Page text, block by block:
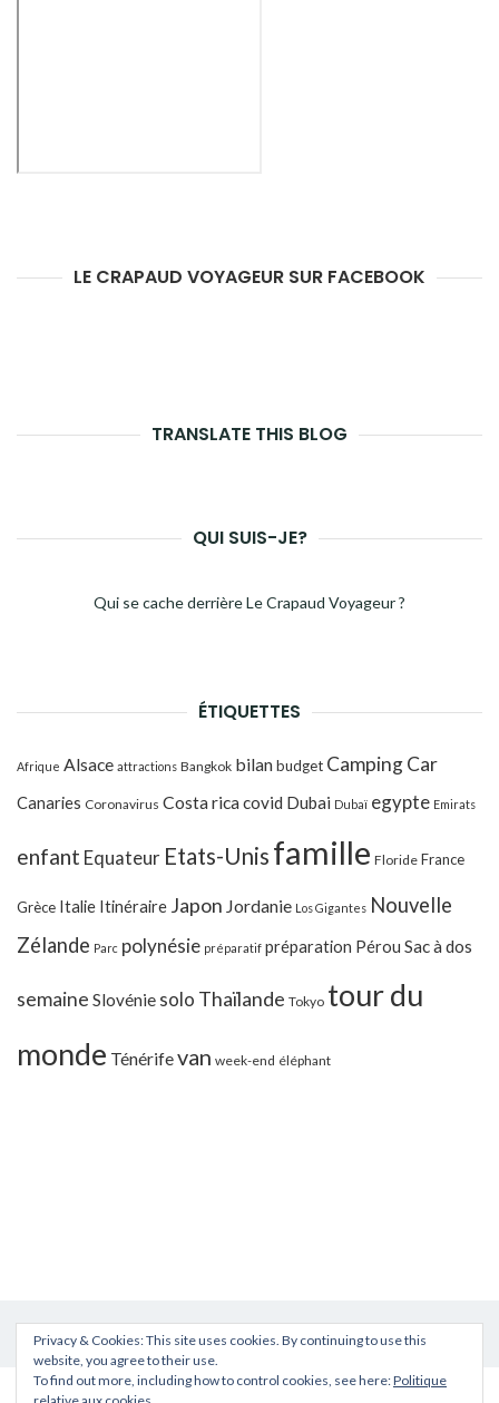
LE CRAPAUD VOYAGEUR SUR FACEBOOK
TRANSLATE THIS BLOG
QUI SUIS-JE?
Qui se cache derrière Le Crapaud Voyageur ?
ÉTIQUETTES
Afrique Alsace attractions Bangkok bilanbudget Camping Car
Canaries Coronavirus Costa ricacovid Dubai Dubaï egypte Emirats
enfant Equateur Etats-Unis famille Floride France
Grèce Italie Itinéraire Japon Jordanie Los Gigantes Nouvelle
Zélande Parc polynésie préparatif préparation Pérou Sac à dos
semaine Slovénie solo Thaïlande Tokyo tour du
monde Ténérifevan week-end éléphant
Privacy & Cookies: This site uses cookies. By continuing to use this
website, you agree to their use.
To find out more, including how to control cookies, see here:Politique